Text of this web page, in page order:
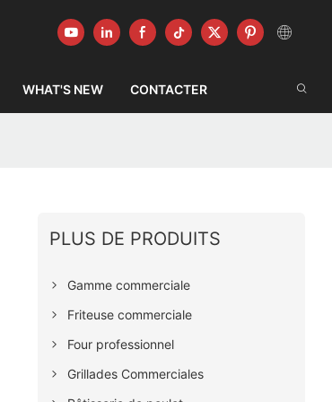
WHAT'S NEW CONTACTER
PLUS DE PRODUITS
Gamme commerciale
Friteuse commerciale
Four professionnel
Grillades Commerciales